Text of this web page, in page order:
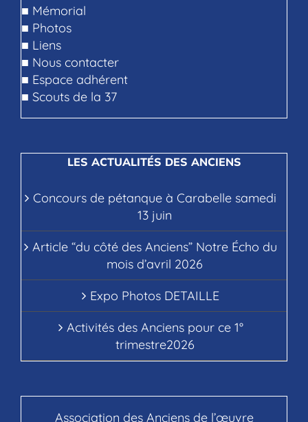
■ Mémorial
■ Photos
■ Liens
■ Nous contacter
■ Espace adhérent
■ Scouts de la 37
LES ACTUALITÉS DES ANCIENS
Concours de pétanque à Carabelle samedi
13 juin
Article “du côté des Anciens” Notre Écho du
mois d’avril 2026
Expo Photos DETAILLE
Activités des Anciens pour ce 1°
trimestre2026
Association des Anciens de l’œuvre